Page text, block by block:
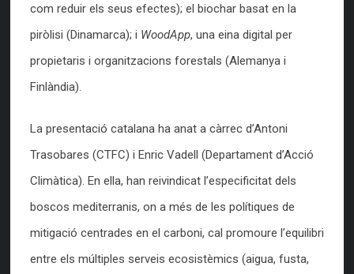
com reduir els seus efectes); el biochar basat en la
piròlisi (Dinamarca); i WoodApp, una eina digital per
propietaris i organitzacions forestals (Alemanya i
Finlàndia).
La presentació catalana ha anat a càrrec d’Antoni
Trasobares (CTFC) i Enric Vadell (Departament d’Acció
Climàtica). En ella, han reivindicat l’especificitat dels
boscos mediterranis, on a més de les polítiques de
mitigació centrades en el carboni, cal promoure l’equilibri
entre els múltiples serveis ecosistèmics (aigua, fusta,